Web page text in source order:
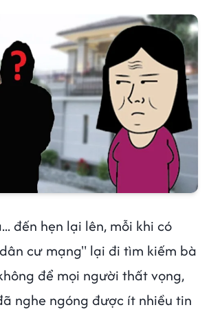
đến hẹn lại lên, mỗi khi có
cư mạng" lại đi tìm kiếm bà
để mọi người thất vọng,
nghe ngóng được ít nhiều tin